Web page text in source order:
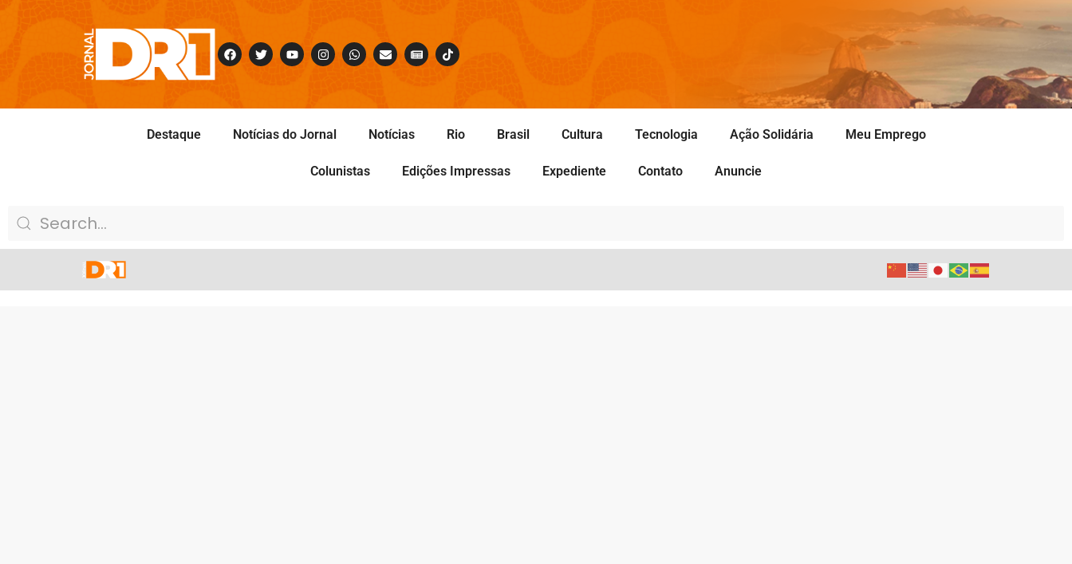
Destaque Notícias do Jornal Notícias Rio Brasil Cultura Tecnologia Ação Solidária Meu Emprego
Colunistas Edições Impressas Expediente Contato Anuncie